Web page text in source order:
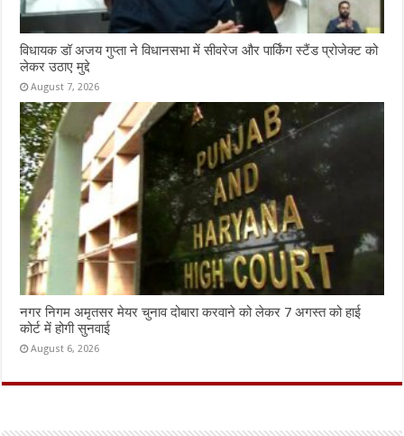
विधायक डॉ अजय गुप्ता ने विधानसभा में सीवरेज और पार्किंग स्टैंड प्रोजेक्ट को
लेकर उठाए मुद्दे
August 7, 2026
नगर निगम अमृतसर मेयर चुनाव दोबारा करवाने को लेकर 7 अगस्त को हाई
कोर्ट में होगी सुनवाई
August 6, 2026